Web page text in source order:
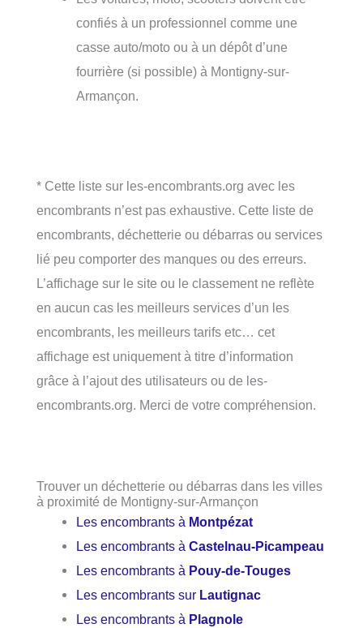
confiés à un professionnel comme une
casse auto/moto ou à un dépôt d’une
fourrière (si possible) à Montigny-sur-
Armançon.
* Cette liste sur les-encombrants.org avec les
encombrants n’est pas exhaustive. Cette liste de
encombrants, déchetterie ou débarras ou services
lié peu comporter des manques ou des erreurs.
L’affichage sur le site ou le classement ne reflète
en aucun cas les meilleurs services d’un les
encombrants, les meilleurs tarifs etc… cet
affichage est uniquement à titre d’information
grâce à l’ajout des utilisateurs ou de les-
encombrants.org. Merci de votre compréhension.
Trouver un déchetterie ou débarras dans les villes
à proximité de Montigny-sur-Armançon
Les encombrants à Montpézat
Les encombrants àCastelnau-Picampeau
Les encombrants à Pouy-de-Touges
Les encombrants sur Lautignac
Les encombrants à Plagnole